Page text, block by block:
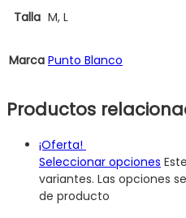
Talla M, L
Marca Punto Blanco
Productos
¡Oferta!
Seleccionar opciones
variantes. Las opciones
de producto